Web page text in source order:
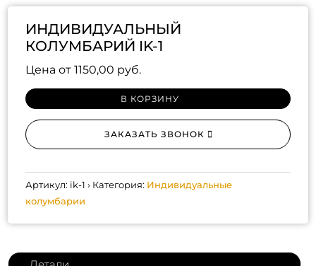
ИНДИВИДУАЛЬНЫЙ
КОЛУМБАРИЙ IK-1
Цена от1150,00 руб.
В КОРЗИНУ
ЗАКАЗАТЬ ЗВОНОК
Артикул: ik-1 Категория: Индивидуальные
колумбарии